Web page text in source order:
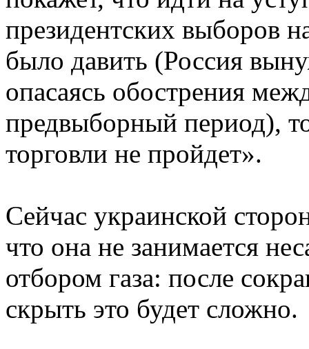
президентских выборов
было давить (Россия
опасаясь обострения
предвыборный период),
торговли не пройдет».
Сейчас украинской
что она не занимается
отбором газа: после
скрыть это будет сложно.